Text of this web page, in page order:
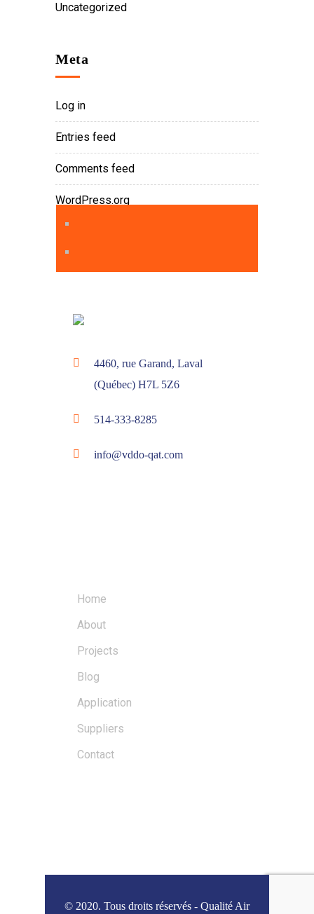
Uncategorized
Meta
Log in
Entries feed
Comments feed
WordPress.org
4460, rue Garand, Laval
(Québec) H7L 5Z6
514-333-8285
info@vddo-qat.com
Home
About
Projects
Blog
Application
Suppliers
Contact
© 2020. Tous droits réservés - Qualité Air